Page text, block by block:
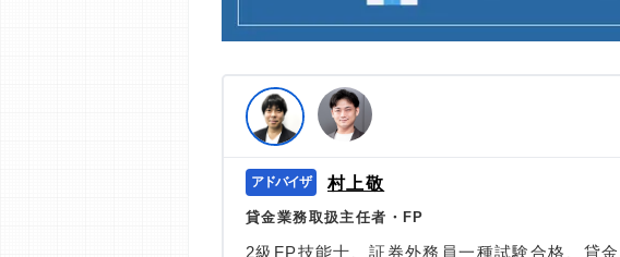
村上敬
貸金業務取扱主任者・FP
2級FP技能士、証券外務員一種試験合格、貸